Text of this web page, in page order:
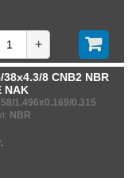
+
8 CNB2 NBR
NAK
1.496x0.169/0.315
NBR